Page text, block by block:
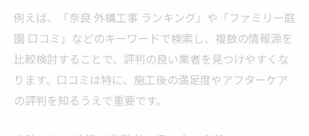
安い外構工事が実現できる業者選びのコツ
おしゃれな外構工事を実現するヒント集
外構工事で人気のおしゃれデザイン実例紹
介
例えば、「奈良 外構工事 ランキング」や「ファミリー庭
園 口コミ」などのキーワードで検索し、複数の情報源を
比較検討することで、評判の良い業者を見つけやすくな
ります。口コミは特に、施工後の満足度やアフターケア
の評判を知るうえで重要です。